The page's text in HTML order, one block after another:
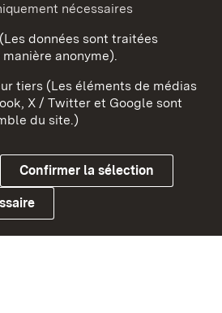
Confidentialité
nécessaires
données sont traitées
anonyme).
tiers (Les éléments de médias
X / Twitter et Google sont
du site.)
Confirmer la sélection